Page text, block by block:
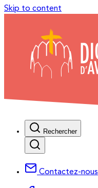
Skip to content
Rechercher
Contactez-nous